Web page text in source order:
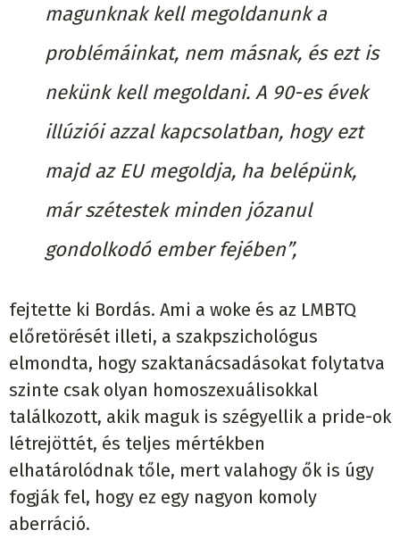
magunknak kell megoldanunk a
problémáinkat, nem másnak, és ezt is
nekünk kell megoldani. A 90-es évek
illúziói azzal kapcsolatban, hogy ezt
majd az EU megoldja, ha belépünk,
már szétestek minden józanul
gondolkodó ember fejében”,
fejtette ki Bordás. Ami a woke és az LMBTQ
előretörését illeti, a szakpszichológus
elmondta, hogy szaktanácsadásokat folytatva
szinte csak olyan homoszexuálisokkal
találkozott, akik maguk is szégyellik a pride-ok
létrejöttét, és teljes mértékben
elhatárolódnak tőle, mert valahogy ők is úgy
fogják fel, hogy ez egy nagyon komoly
aberráció.